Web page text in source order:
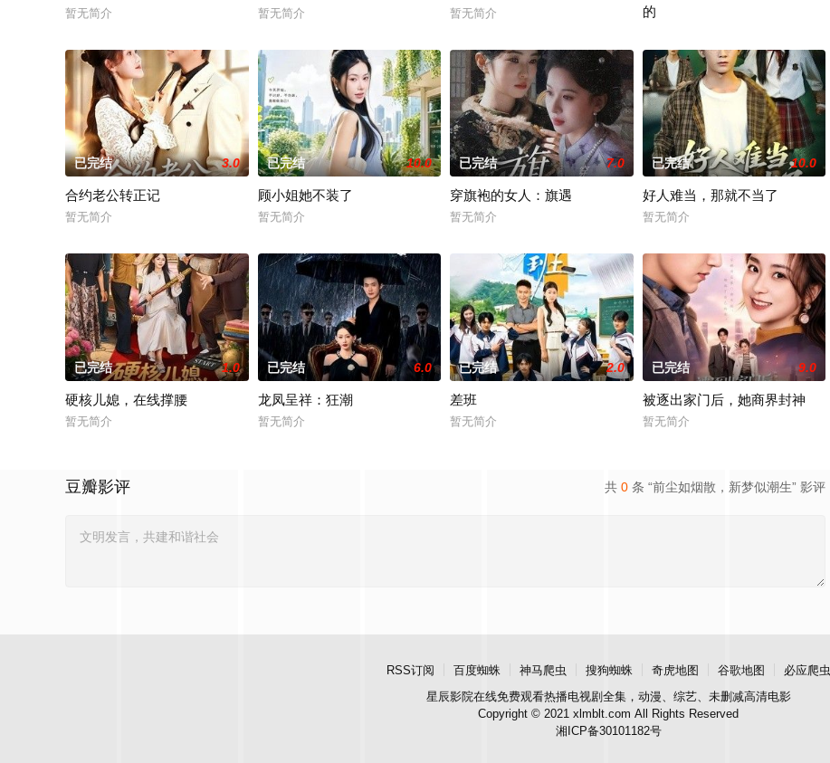
暂无简介 暂无简介 暂无简介
的
已完结 3.0
合约老公转正记
暂无简介
已完结 10.0
顾小姐她不装了
暂无简介
已完结 7.0
穿旗袍的女人：旗遇
暂无简介
已完结 10.0
好人难当，那就不当了
暂无简介
已完结 1.0
硬核儿媳，在线撑腰
暂无简介
已完结 6.0
龙凤呈祥：狂潮
暂无简介
已完结 2.0
差班
暂无简介
已完结 9.0
被逐出家门后，她商界封神
暂无简介
共 0 条 “前尘如烟散，新梦似潮生” 影评
豆瓣影评
RSS订阅 百度蜘蛛 神马爬虫 搜狗蜘蛛 奇虎地图 谷歌地图
必应爬虫
星辰影院在线免费观看热播电视剧全集，动漫、综艺、未删减高清电影
Copyright © 2021 xlmblt.com All Rights Reserved
湘ICP备30101182号